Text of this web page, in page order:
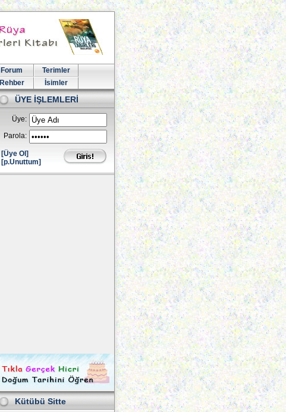
Forum
Terimler
Rehber İsimler
ÜYE İŞLEMLERİ
Üye:
Parola:
[Üye Ol]
[p.Unuttum]
Kütübü Sitte